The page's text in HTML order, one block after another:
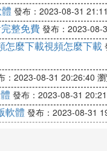
交叉梁天然基礎
發布：2023-08-31
整免費 發布：2023-08-
怎麼下載視頻怎麼下載
：2023-08-31 20:26:40
發布：2023-08-31
軟體 發布：2023-08-31